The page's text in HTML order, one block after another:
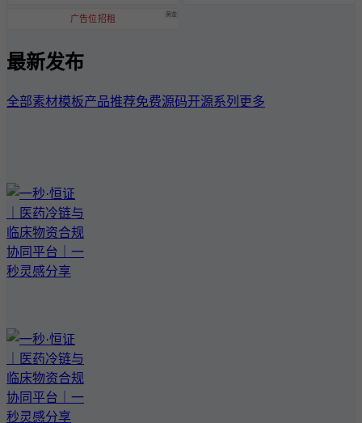
广告位招租 黄金
最新发布
全部素材模板产品推荐免费源码开源系列 更多